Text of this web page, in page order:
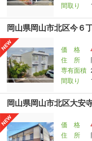
間取り
岡山県岡山市北区今６
価 格
住 所
専有面積
間取り
岡山県岡山市北区大安
価 格
住 所